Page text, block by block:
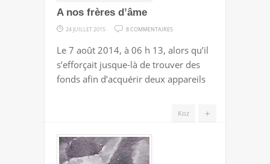
A nos frères d’âme
24 JUILLET 2015 8 COMMENTAIRES
NOS
FRÈRES
D’ÂME
Le 7 août 2014, à 06 h 13, alors qu’il
s’efforçait jusque-là de trouver des
fonds afin d’acquérir deux appareils
+
Koz